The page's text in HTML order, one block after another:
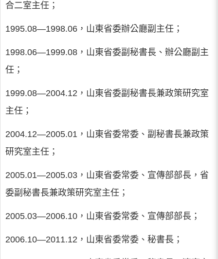
合二室主任；
1995.08―1998.06，山東省委辦公廳副主任；
1998.06―1999.08，山東省委副秘書長、辦公廳副主
任；
1999.08―2004.12，山東省委副秘書長兼政策研究室
主任；
2004.12―2005.01，山東省委常委、副秘書長兼政策
研究室主任；
2005.01―2005.03，山東省委常委、宣傳部部長，省
委副秘書長兼政策研究室主任；
2005.03―2006.10，山東省委常委、宣傳部部長；
2006.10―2011.12，山東省委常委、秘書長；